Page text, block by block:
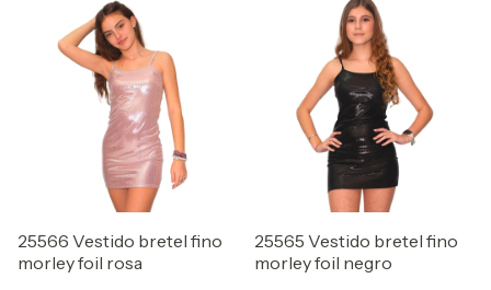
25566 Vestido bretel fino
morley foil rosa
25565 Vestido bretel fino
morley foil negro